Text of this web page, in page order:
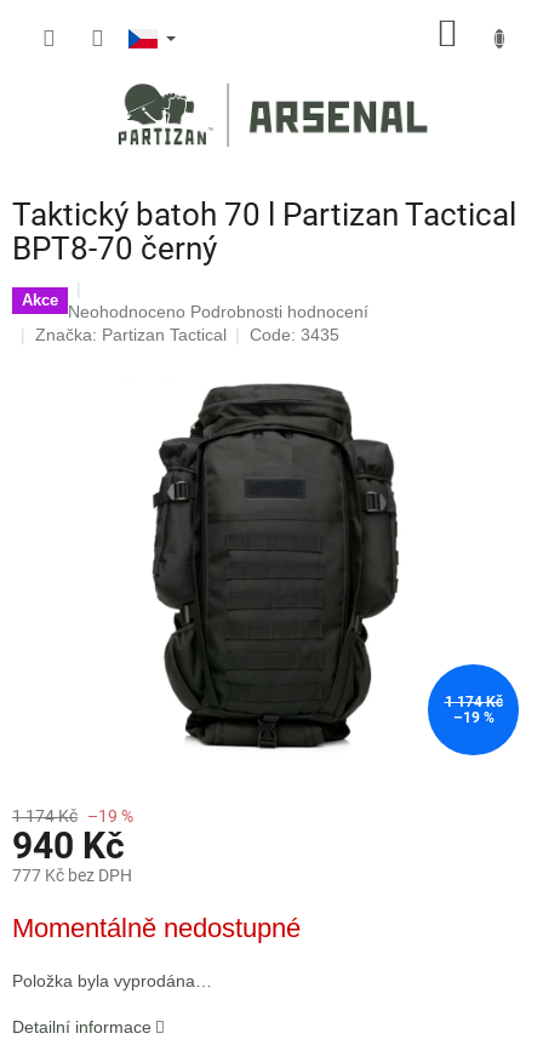
Taktický batoh 70 l Partizan Tactical
BPT8-70 černý
Akce
Průměrné
hodnocení
Neohodnoceno Podrobnosti hodnocení
Značka: Partizan Tactical Code: 3435
1 174 Kč
–19 %
1 174 Kč –19 %
940 Kč
777 Kč bez DPH
cena:
Momentálně nedostupné
Položka byla vyprodána…
Detailní informace